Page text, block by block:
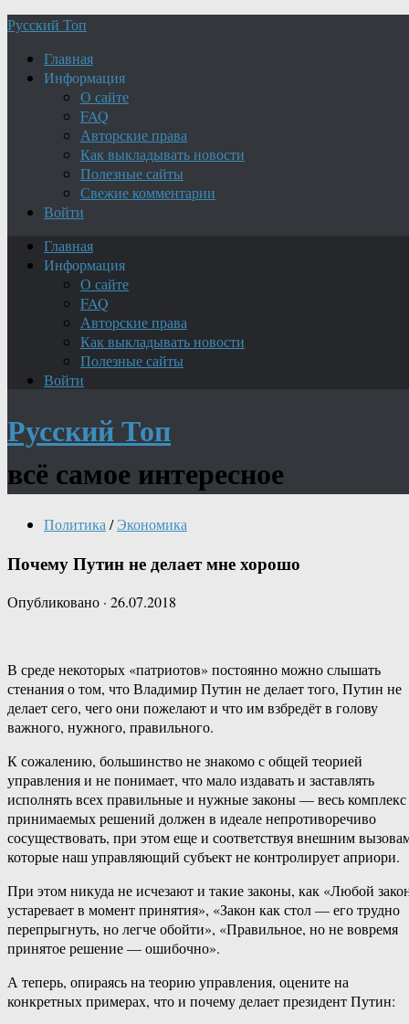
Русский Топ
Главная
Информация
О сайте
FAQ
Авторские права
Как выкладывать новости
Полезные сайты
Свежие комментарии
Войти
Главная
Информация
О сайте
FAQ
Авторские права
Как выкладывать новости
Полезные сайты
Войти
Русский Топ
всё самое интересное
Политика / Экономика
Почему Путин не делает мне хорошо
Опубликовано · 26.07.2018
В среде некоторых «патриотов» постоянно можно слышать
стенания о том, что Владимир Путин не делает того, Путин не
делает сего, чего они пожелают и что им взбредёт в голову
важного, нужного, правильного.
К сожалению, большинство не знакомо с общей теорией
управления и не понимает, что мало издавать и заставлять
исполнять всех правильные и нужные законы — весь комплекс
принимаемых решений должен в идеале непротиворечиво
сосуществовать, при этом еще и соответствуя внешним
которые наш управляющий субъект не контролирует априори.
При этом никуда не исчезают и такие законы, как «Любой
устаревает в момент принятия», «Закон как стол — его трудно
перепрыгнуть, но легче обойти», «Правильное, но не вовремя
принятое решение — ошибочно».
А теперь, опираясь на теорию управления, оцените на
конкретных примерах, что и почему делает президент Путин: